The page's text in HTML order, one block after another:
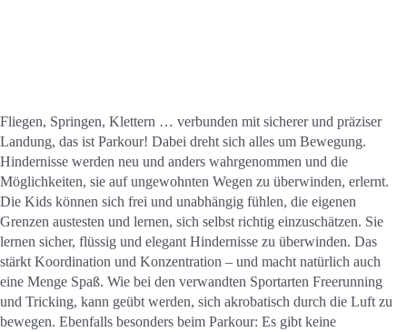
Mitglied werden
Fliegen, Springen, Klettern … verbunden mit sicherer und präziser
Landung, das ist Parkour! Dabei dreht sich alles um Bewegung.
Hindernisse werden neu und anders wahrgenommen und die
Möglichkeiten, sie auf ungewohnten Wegen zu überwinden, erlernt.
Die Kids können sich frei und unabhängig fühlen, die eigenen
Grenzen austesten und lernen, sich selbst richtig einzuschätzen. Sie
lernen sicher, flüssig und elegant Hindernisse zu überwinden. Das
stärkt Koordination und Konzentration – und macht natürlich auch
eine Menge Spaß. Wie bei den verwandten Sportarten Freerunning
und Tricking, kann geübt werden, sich akrobatisch durch die Luft zu
bewegen. Ebenfalls besonders beim Parkour: Es gibt keine